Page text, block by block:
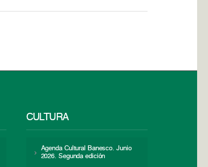
CULTURA
Agenda Cultural Banesco. Junio
2026. Segunda edición